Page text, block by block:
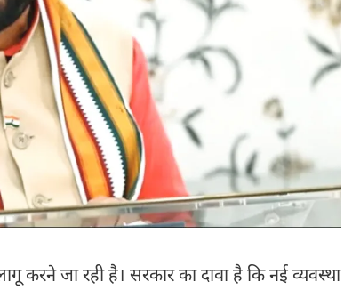
करने जा रही है। सरकार का दावा है कि नई व्यवस्था